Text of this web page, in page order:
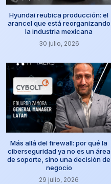
Hyundai reubica producción: el
arancel que está reorganizando
la industria mexicana
30 julio, 2026
Más allá del firewall: por qué la
ciberseguridad ya no es un área
de soporte, sino una decisión de
negocio
29 julio, 2026